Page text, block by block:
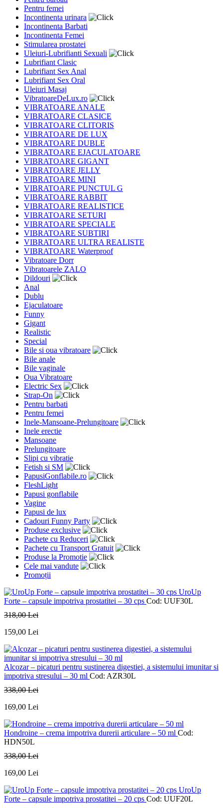
Pentru femei
Incontinenta urinara
Incontinenta Barbati
Incontinenta Femei
Stimularea prostatei
Uleiuri-Lubrifianti Sexuali
Lubrifiant Clasic
Lubrifiant Sex Anal
Lubrifiant Sex Oral
Uleiuri Masaj
VibratoareDeLux.ro
VIBRATOARE ANALE
VIBRATOARE CLASICE
VIBRATOARE CLITORIS
VIBRATOARE DE LUX
VIBRATOARE DUBLE
VIBRATOARE EJACULATOARE
VIBRATOARE GIGANT
VIBRATOARE JELLY
VIBRATOARE MINI
VIBRATOARE PUNCTUL G
VIBRATOARE RABBIT
VIBRATOARE REALISTICE
VIBRATOARE SETURI
VIBRATOARE SPECIALE
VIBRATOARE SUBTIRI
VIBRATOARE ULTRA REALISTE
VIBRATOARE Waterproof
Vibratoare Dorr
Vibratoarele ZALO
Dildouri
Anal
Dublu
Ejaculatoare
Funny
Gigant
Realistic
Special
Bile si oua vibratoare
Bile anale
Bile vaginale
Oua Vibratoare
Electric Sex
Strap-On
Pentru barbati
Pentru femei
Inele-Mansoane-Prelungitoare
Inele erectie
Mansoane
Prelungitoare
Slipi cu vibratie
Fetish si SM
PapusiGonflabile.ro
FleshLight
Papusi gonflabile
Vagine
Papusi de lux
Cadouri Funny Party
Produse exclusive
Pachete cu Reduceri
Pachete cu Transport Gratuit
Produse la Promotie
Cele mai vandute
Promoții
UroUp
Forte – capsule impotriva prostatitei – 30 cps Cod: UUF30L
318,00Lei
159,00 Lei
Alcozar – picaturi pentru sustinerea digestiei, a sistemului imunitar si
impotriva stresului – 30 ml Cod: AZR30L
338,00Lei
169,00 Lei
Hondroine – crema impotriva durerii articulare – 50 ml Cod:
HDN50L
338,00Lei
169,00 Lei
UroUp
Forte – capsule impotriva prostatitei – 20 cps Cod: UUF20L